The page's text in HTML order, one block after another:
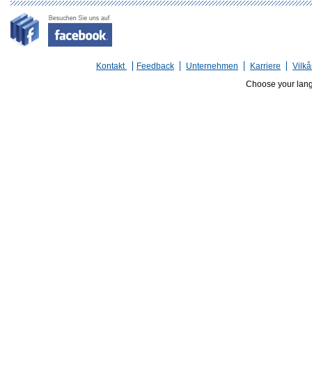
Kontakt Feedback Unternehmen Karriere
Choose your